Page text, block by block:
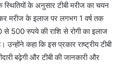
के अनुसार टीबी मरीज का चयन
मरीज के इलाज पर लगभग 1 वर्ष तक
500 रुपये की राशि से रोगी का इलाज
कहा कि इस प्रकार राष्ट्रीय टीबी
बढ़ेगी और टीबी की जानकारी और